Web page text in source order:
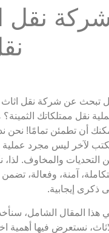
نقل
تبحث عن شركة نقل
نقل ممتلكاتك الثمينة؟
أن تطمئن تمامًا! نحن
لآخر ليس مجرد عملية
التحديات والمخاوف.
آمنة، وفعالة،
ذكرى إيجابية.
هذا المقال الشامل،
نستعرض فيها أهمية